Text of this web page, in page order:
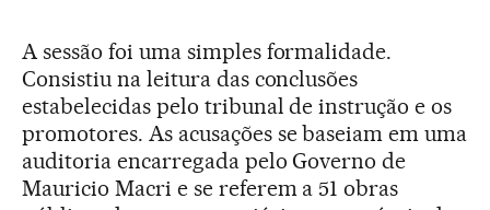
A sessão foi uma simples formalidade.
Consistiu na leitura das conclusões
estabelecidas pelo tribunal de instrução e os
promotores. As acusações se baseiam em uma
auditoria encarregada pelo Governo de
Mauricio Macri e se referem a 51 obras